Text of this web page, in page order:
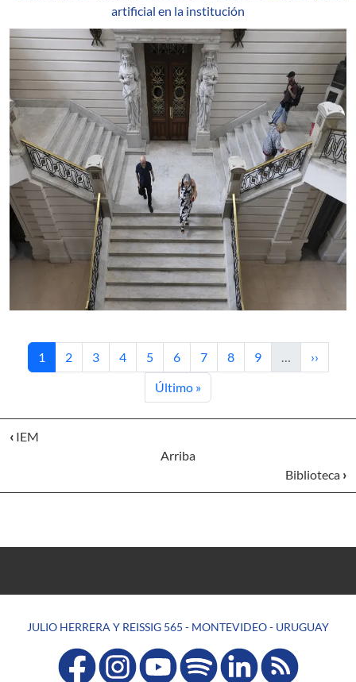
artificial en la institución
Página actual
1 Página
2 Página
3 Página
4 Página
5 Página
6 Página
7 Página
8 Página
9 …
››
Última página
Último »
‹ IEM
Arriba
Biblioteca ›
JULIO HERRERA Y REISSIG 565 - MONTEVIDEO - URUGUAY